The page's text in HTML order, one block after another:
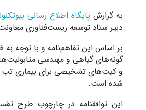
به گزارش پایگاه اطلاع رسانی
دبیر ستاد توسعه زیست‌فناوری
بر اساس این تفاهم‌نامه و با توجه
گونه‌های گیاهی و مهندسی
و کیت‌های تشخیصی برای بیماری تب
شده است.
این توافقنامه در چارچوب طرح